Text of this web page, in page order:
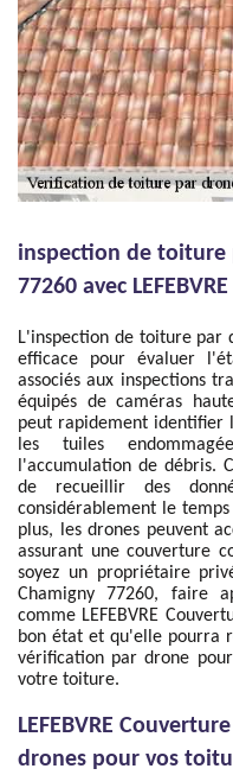
inspection de toiture
77260 avec
L'inspection de toiture par
efficace pour évaluer
associés aux inspections
équipés de caméras
peut rapidement identifier
les tuiles
l'accumulation de débris.
de recueillir des
considérablement le
plus, les drones peuvent
assurant une couverture
soyez un propriétaire
Chamigny 77260, faire
comme LEFEBVRE
bon état et qu'elle pourra
vérification par drone
votre toiture.
LEFEBVRE
drones pour vos